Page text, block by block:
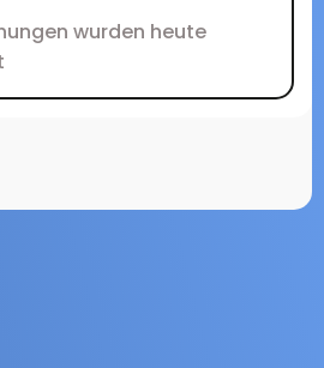
wurden heute